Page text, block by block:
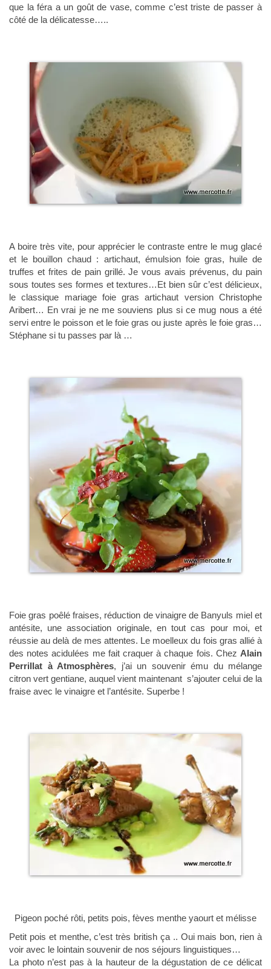
que la féra a un goût de vase, comme c’est triste de passer à
côté de la délicatesse…..
A boire très vite, pour apprécier le contraste entre le mug glacé
et le bouillon chaud : artichaut, émulsion foie gras, huile de
truffes et frites de pain grillé. Je vous avais prévenus, du pain
sous toutes ses formes et textures…Et bien sûr c’est délicieux,
le classique mariage foie gras artichaut version Christophe
Aribert… En vrai je ne me souviens plus si ce mug nous a été
servi entre le poisson et le foie gras ou juste après le foie gras…
Stéphane si tu passes par là …
Foie gras poêlé fraises, réduction de vinaigre de Banyuls miel et
antésite, une association originale, en tout cas pour moi, et
réussie au delà de mes attentes. Le moelleux du fois gras allié à
des notes acidulées me fait craquer à chaque fois. Chez Alain
Perrillat à Atmosphères, j’ai un souvenir ému du mélange
citron vert gentiane, auquel vient maintenant s’ajouter celui de la
fraise avec le vinaigre et l’antésite. Superbe !
Pigeon poché rôti, petits pois, fèves menthe yaourt et mélisse
Petit pois et menthe, c’est très british ça .. Oui mais bon, rien à
voir avec le lointain souvenir de nos séjours linguistiques…
La photo n’est pas à la hauteur de la dégustation de ce délicat